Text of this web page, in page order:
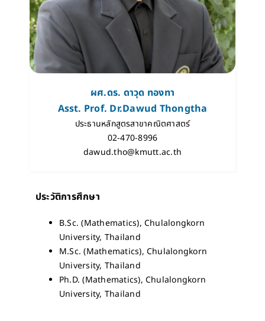
ผศ.ดร. ดาวุด ทองทา
Asst. Prof. Dr.Dawud Thongtha
ประธานหลักสูตรสาขาคณิตศาสตร์
02-470-8996
dawud.tho@kmutt.ac.th
ประวัติการศึกษา
B.Sc. (Mathematics), Chulalongkorn
University, Thailand
M.Sc. (Mathematics), Chulalongkorn
University, Thailand
Ph.D. (Mathematics), Chulalongkorn
University, Thailand